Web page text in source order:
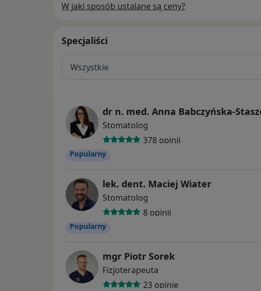
W jaki sposób ustalane są ceny?
Specjaliści
Wszystkie
dr n. med. Anna Babczyńska-
Stomatolog
378 opinii
Popularny
lek. dent. Maciej Wiater
Stomatolog
8 opinii
Popularny
mgr Piotr Sorek
Fizjoterapeuta
23 opinie